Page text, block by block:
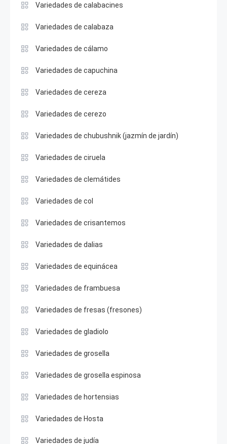
Variedades de calabacines
Variedades de calabaza
Variedades de cálamo
Variedades de capuchina
Variedades de cereza
Variedades de cerezo
Variedades de chubushnik (jazmín de jardín)
Variedades de ciruela
Variedades de clemátides
Variedades de col
Variedades de crisantemos
Variedades de dalias
Variedades de equinácea
Variedades de frambuesa
Variedades de fresas (fresones)
Variedades de gladiolo
Variedades de grosella
Variedades de grosella espinosa
Variedades de hortensias
Variedades de Hosta
Variedades de judía